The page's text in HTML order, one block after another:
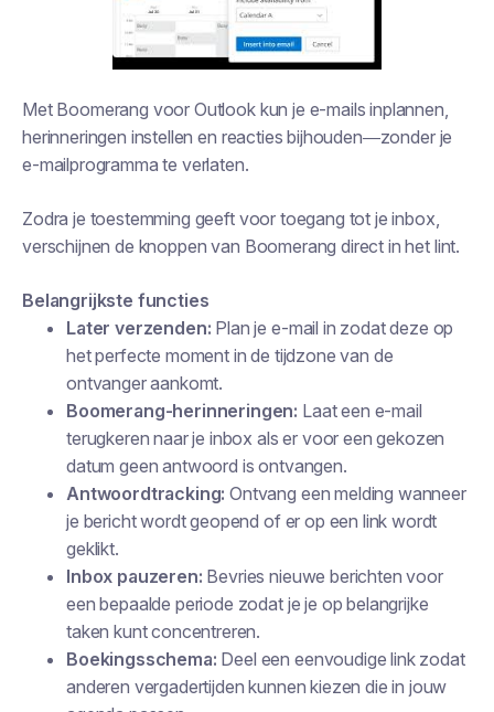
Met Boomerang voor Outlook kun je e-mails inplannen,
herinneringen instellen en reacties bijhouden—zonder je
e-mailprogramma te verlaten.
Zodra je toestemming geeft voor toegang tot je inbox,
verschijnen de knoppen van Boomerang direct in het lint.
Belangrijkste functies
Later verzenden: Plan je e-mail in zodat deze op
het perfecte moment in de tijdzone van de
ontvanger aankomt.
Boomerang-herinneringen: Laat een e-mail
terugkeren naar je inbox als er voor een gekozen
datum geen antwoord is ontvangen.
Antwoordtracking: Ontvang een melding wanneer
je bericht wordt geopend of er op een link wordt
geklikt.
Inbox pauzeren: Bevries nieuwe berichten voor
een bepaalde periode zodat je je op belangrijke
taken kunt concentreren.
Boekingsschema: Deel een eenvoudige link zodat
anderen vergadertijden kunnen kiezen die in jouw